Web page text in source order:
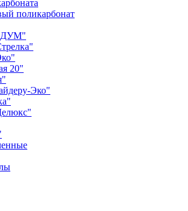
поликарбонат
20"
Эко"